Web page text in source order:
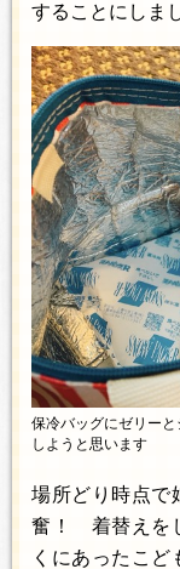
することにしま
保冷バッグにゼリー
しようと思います
場所どり時点
奮！ 着替えを
くにあったこど